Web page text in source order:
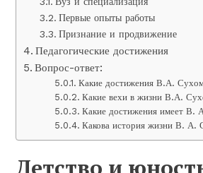
Первые опыты работы
Признание и продвижение
Педагогические достижения
Вопрос-ответ:
Какие достижения В.А.
Какие вехи в жизни В.А.
Какие достижения имеет В.
Какова история жизни В. А.
Детство и